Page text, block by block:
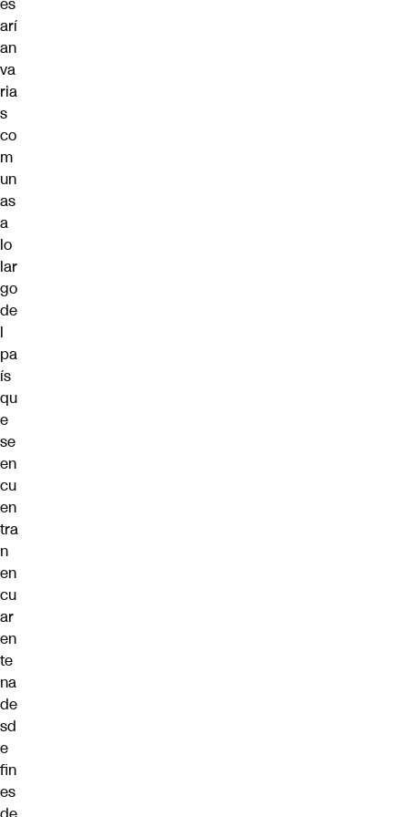
arí
an
va
ria
s
co
m
un
as
a
lo
lar
go
de
l
pa
ís
qu
e
se
en
cu
en
tra
n
en
cu
ar
en
te
na
de
sd
e
fin
es